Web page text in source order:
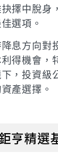
擇中脫身
選項。
息方向對
得機會，
，投資級
產選擇。
亨精選